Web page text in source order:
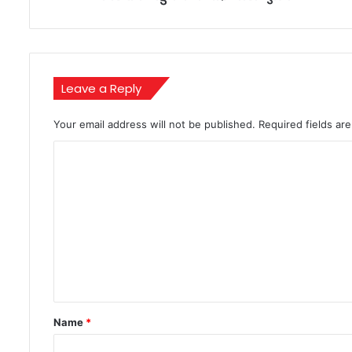
आई
Leave a Reply
Your email address will not be published. Required fields
*
Name *